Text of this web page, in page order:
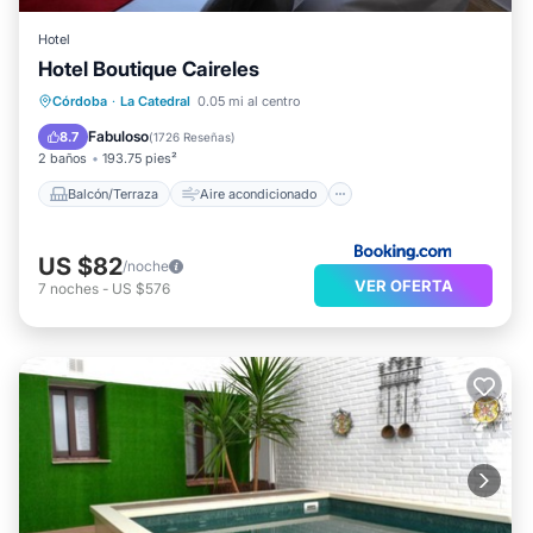
Hotel
Hotel Boutique Caireles
Córdoba · La Catedral 0.05 mi al centro
8.7 Fabuloso(1726 Reseñas)
2 baños 193.75 pies²
Balcón/Terraza Aire acondicionado
Balcón/Terraza
Aire acondicionado
Internet
Apto para niños
US $82/noche
7 noches - US $576 VER OFERTA